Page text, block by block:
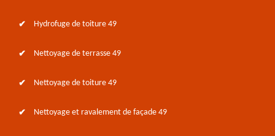
Hydrofuge de toiture 49
Nettoyage de terrasse 49
Nettoyage de toiture 49
Nettoyage et ravalement de façade 49